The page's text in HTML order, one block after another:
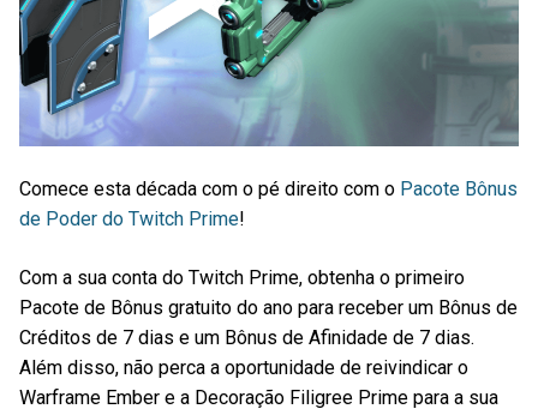
Comece esta década com o pé direito com o Pacote Bônus
de Poder do Twitch Prime!
Com a sua conta do Twitch Prime, obtenha o primeiro
Pacote de Bônus gratuito do ano para receber um Bônus de
Créditos de 7 dias e um Bônus de Afinidade de 7 dias.
Além disso, não perca a oportunidade de reivindicar o
Warframe Ember e a Decoração Filigree Prime para a sua